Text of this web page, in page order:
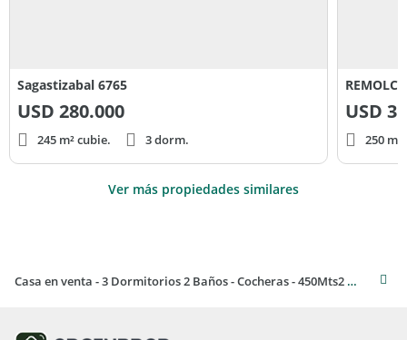
Sagastizabal 6765
USD 280.000
245 m² cubie. 3 dorm.
USD
250
Ver más propiedades similares
Casa en venta - 3 Dormitorios 2 Baños - Cocheras - 450Mts2 - Caisamar, Mar del Plata